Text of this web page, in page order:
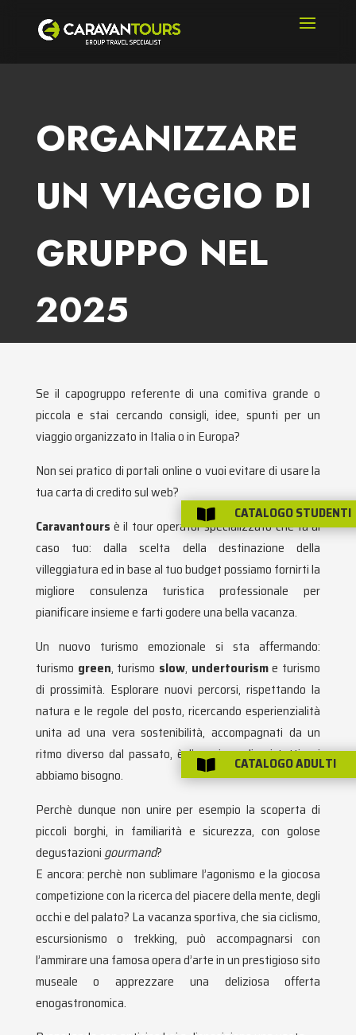
ORGANIZZARE
UN VIAGGIO DI
GRUPPO NEL
2025
Se il capogruppo referente di una comitiva grande o
piccola e stai cercando consigli, idee, spunti per un
viaggio organizzato in Italia o in Europa?
Non sei pratico di portali online o vuoi evitare di usare la
tua carta di credito sul web?
Caravantours è il tour operator specializzato che fa al
caso tuo: dalla scelta della destinazione della
villeggiatura ed in base al tuo budget possiamo fornirti la
migliore consulenza turistica professionale per
pianificare insieme e farti godere una bella vacanza.
Un nuovo turismo emozionale si sta affermando:
turismo green, turismo slow, undertourisme turismo
di prossimità. Esplorare nuovi percorsi, rispettando la
natura e le regole del posto, ricercando esperienzialità
unita ad una vera sostenibilità, accompagnati da un
ritmo diverso dal passato, è l’evasione di cui tutti noi
abbiamo bisogno.
Perchè dunque non unire per esempio la scoperta di
piccoli borghi, in familiarità e sicurezza, con golose
degustazioni gourmand?
E ancora: perchè non sublimare l’agonismo e la giocosa
competizione con la ricerca del piacere della mente, degli
occhi e del palato? La vacanza sportiva, che sia ciclismo,
escursionismo o trekking, può accompagnarsi con
l’ammirare una famosa opera d’arte in un prestigioso sito
museale o apprezzare una deliziosa offerta
enogastronomica.
 CATALOGO STUDENTI
 CATALOGO ADULTI